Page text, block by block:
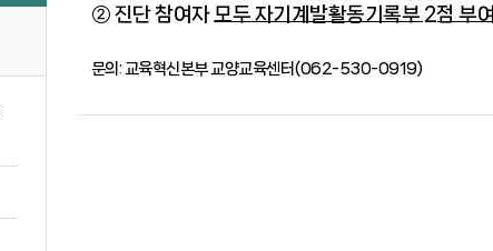
② 진단 참여자 모두 자기계발활동기록부 2점 부여
문의: 교육혁신본부 교양교육센터(062-530-0919)